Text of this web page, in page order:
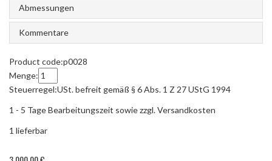
Abmessungen
Kommentare
Product code:p0028
Menge:
Steuerregel:USt. befreit gemäß § 6 Abs. 1 Z 27 UStG 1994
1 - 5 Tage Bearbeitungszeit sowie zzgl. Versandkosten
1 lieferbar